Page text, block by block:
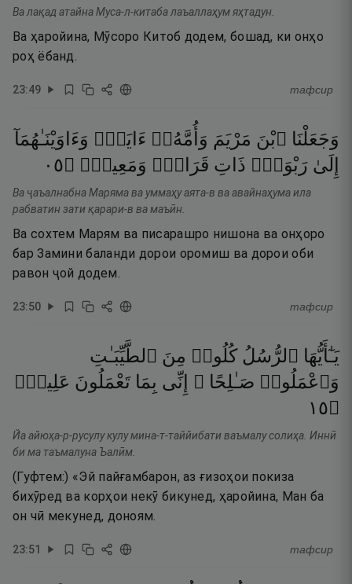
Ва лақад атайна Муса-л-китаба лаъаллаҳум яҳтадун.
Ва ҳаройина, Мӯсоро Китоб додем, бошад, ки онҳо
роҳ ёбанд.
23:49 тафсир
وَجَعَلْنَا ٱبْنَ مَرْيَمَ وَأُمَّهُۥٓ ءَايَةًۭ وَءَاوَيْنَـٰهُمَآ
إِلَىٰ رَبْوَةٍۢ ذَاتِ قَرَارٍۢ وَمَعِينٍۢ ۝٥٠
Ва ҷаъалнабна Маряма ва уммаҳу аята-в ва авайнаҳума ила
рабватин зати қарари-в ва маъӣн.
Ва сохтем Марям ва писарашро нишона ва онҳоро
бар Замини баланди дорои оромиш ва дорои оби
равон ҷой додем.
23:50 тафсир
يَـٰٓأَيُّهَا ٱلرُّسُلُ كُلُوا۟ مِنَ ٱلطَّيِّبَـٰتِ
وَٱعْمَلُوا۟ صَـٰلِحًا ۖ إِنِّى بِمَا تَعْمَلُونَ عَلِيمٌۭ
۝٥١
Йа айюҳа-р-русулу кулу мина-т-таййибати ваъмалу солиҳа. Иннӣ
би ма таъмалуна Ъалӣм.
(Гуфтем:) «Эй пайғамбарон, аз ғизоҳои покиза
бихӯред ва корҳои некӯ бикунед, ҳаройина, Ман ба
он чӣ мекунед, доноям.
23:51 тафсир